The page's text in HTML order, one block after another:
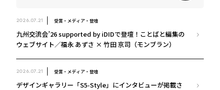
2026.07.21 受賞・メディア・登壇
九州交流会’26 supported by iDIDで登壇！ことばと編集の
ウェブサイト／福永 あずさ × 竹田 京司（モンブラン）
2026.07.21 受賞・メディア・登壇
デザインギャラリー「S5-Style」にインタビューが掲載さ